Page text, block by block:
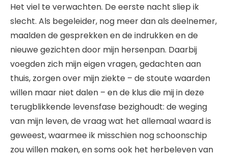
Het viel te verwachten. De eerste nacht sliep ik
slecht. Als begeleider, nog meer dan als deelnemer,
maalden de gesprekken en de indrukken en de
nieuwe gezichten door mijn hersenpan. Daarbij
voegden zich mijn eigen vragen, gedachten aan
thuis, zorgen over mijn ziekte – de stoute waarden
willen maar niet dalen – en de klus die mij in deze
terugblikkende levensfase bezighoudt: de weging
van mijn leven, de vraag wat het allemaal waard is
geweest, waarmee ik misschien nog schoonschip
zou willen maken, en soms ook het herbeleven van